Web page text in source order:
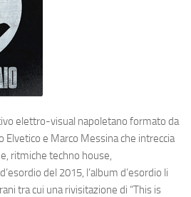
elettro-visual napoletano formato da
Elvetico e Marco Messina che intreccia
ritmiche techno house,
del 2015, l’album d’esordio li
tra cui una rivisitazione di “This is